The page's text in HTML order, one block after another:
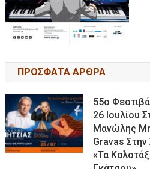
ΠΡΟΣΦΑΤΑ ΑΡΘΡΑ
55ο
26 Ιουλίου
Μανώλης
Gravas
«τα